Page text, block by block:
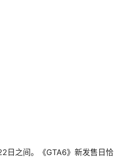
日之间。《GTA6》新发售日恰